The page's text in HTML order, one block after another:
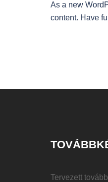
As a new
content. Have
Tervezett